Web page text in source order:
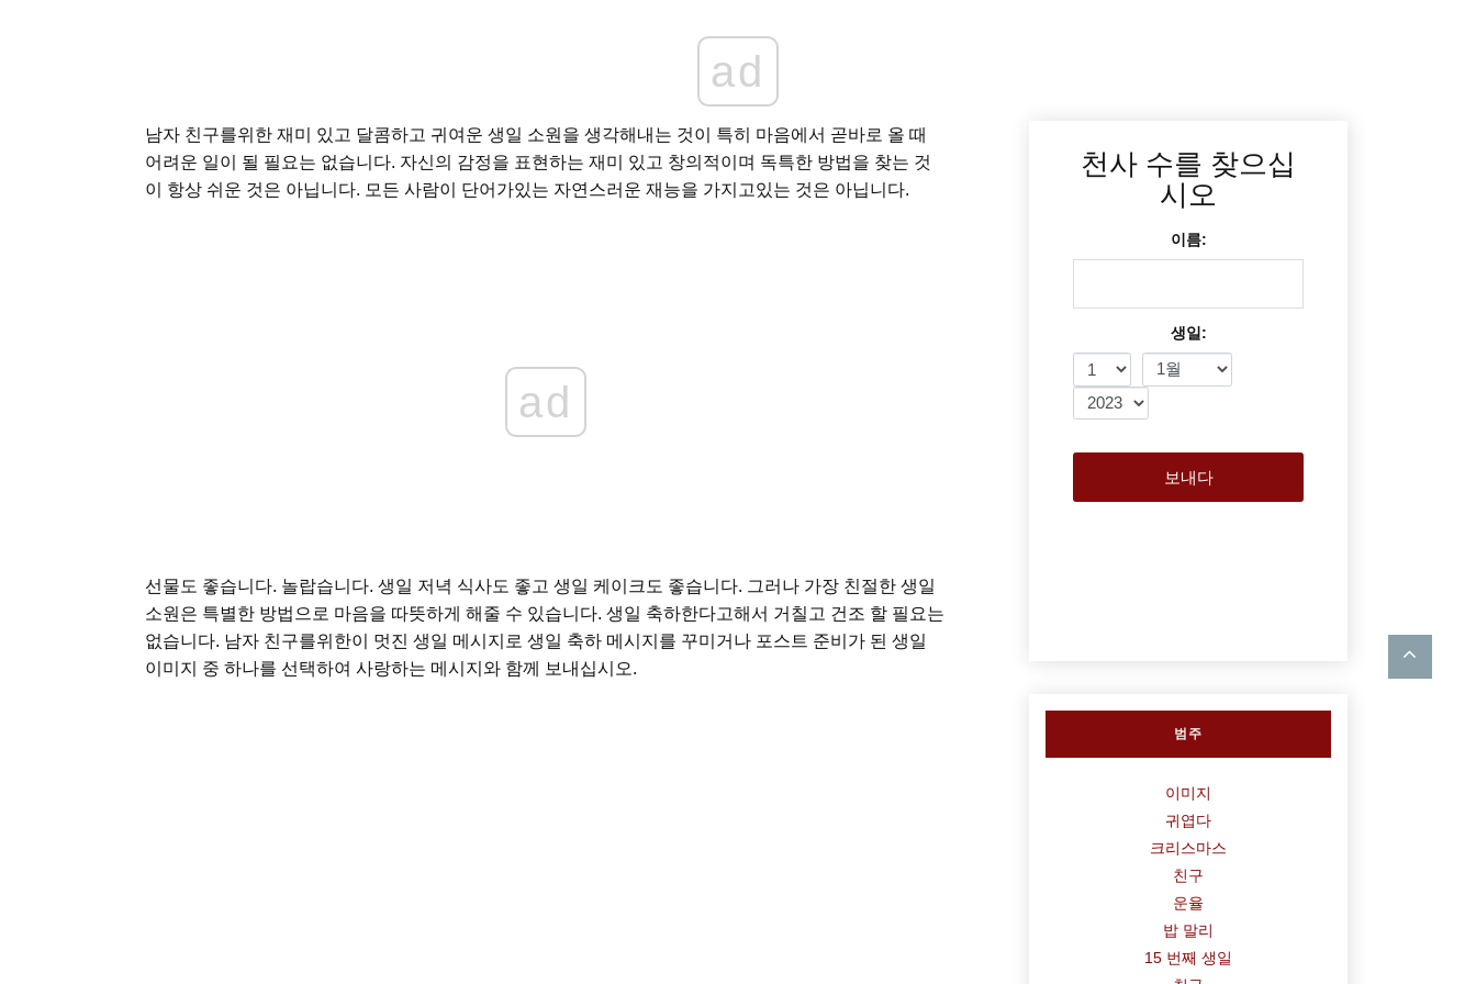
ad
남자 친구를위한 재미 있고 달콤하고 귀여운 생일 소원을 생각해내는 것이 특히 마음에서 곧바로 올 때
어려운 일이 될 필요는 없습니다. 자신의 감정을 표현하는 재미 있고 창의적이며 독특한 방법을 찾는 것
이 항상 쉬운 것은 아닙니다. 모든 사람이 단어가있는 자연스러운 재능을 가지고있는 것은 아닙니다.
ad
선물도 좋습니다. 놀랍습니다. 생일 저녁 식사도 좋고 생일 케이크도 좋습니다. 그러나 가장 친절한 생일
소원은 특별한 방법으로 마음을 따뜻하게 해줄 수 있습니다. 생일 축하한다고해서 거칠고 건조 할 필요는
없습니다. 남자 친구를위한이 멋진 생일 메시지로 생일 축하 메시지를 꾸미거나 포스트 준비가 된 생일
이미지 중 하나를 선택하여 사랑하는 메시지와 함께 보내십시오.
천사 수를 찾으십
시오
이름:
생일:
보내다
범주
이미지
귀엽다
크리스마스
친구
운율
밥 말리
15 번째 생일